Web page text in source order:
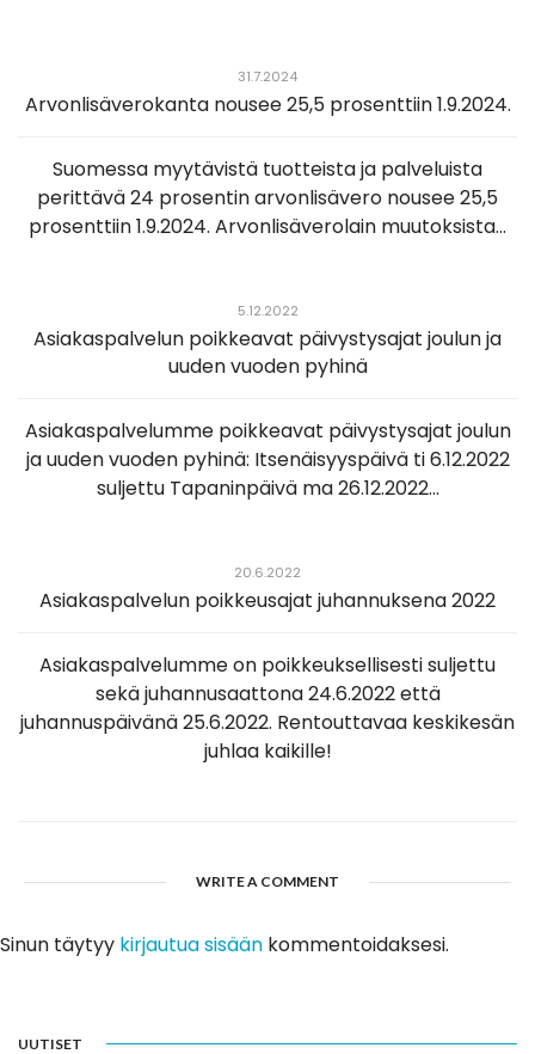
31.7.2024
Arvonlisäverokanta nousee 25,5 prosenttiin 1.9.2024.
Suomessa myytävistä tuotteista ja palveluista
perittävä 24 prosentin arvonlisävero nousee 25,5
prosenttiin 1.9.2024. Arvonlisäverolain muutoksista...
5.12.2022
Asiakaspalvelun poikkeavat päivystysajat joulun ja
uuden vuoden pyhinä
Asiakaspalvelumme poikkeavat päivystysajat joulun
ja uuden vuoden pyhinä: Itsenäisyyspäivä ti 6.12.2022
suljettu Tapaninpäivä ma 26.12.2022...
20.6.2022
Asiakaspalvelun poikkeusajat juhannuksena 2022
Asiakaspalvelumme on poikkeuksellisesti suljettu
sekä juhannusaattona 24.6.2022 että
juhannuspäivänä 25.6.2022. Rentouttavaa keskikesän
juhlaa kaikille!
WRITE A COMMENT
Sinun täytyy kirjautua sisään kommentoidaksesi.
UUTISET